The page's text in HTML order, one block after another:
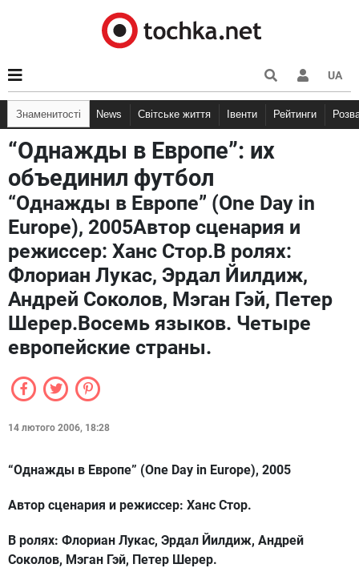
UA
Знаменитості News Світське життя Івенти Рейтинги
“Однажды в Европе”: их
объединил футбол
“Однажды в Европе” (One Day in
Europe), 2005Автор сценария и
режиссер: Ханс Стор.В ролях:
Флориан Лукас, Эрдал Йилдиж,
Андрей Соколов, Мэган Гэй, Петер
Шерер.Восемь языков. Четыре
европейские страны.
14 лютого 2006, 18:28
“Однажды в Европе” (One Day in Europe), 2005
Автор сценария и режиссер: Ханс Стор.
В ролях: Флориан Лукас, Эрдал Йилдиж, Андрей
Соколов, Мэган Гэй, Петер Шерер.